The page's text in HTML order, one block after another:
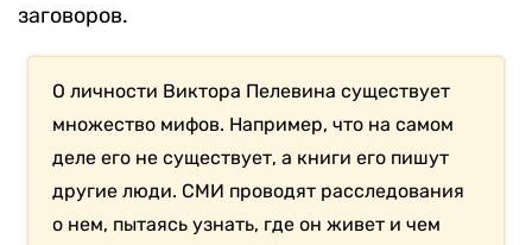
заговоров.
О личности Виктора Пелевина существует
множество мифов. Например, что на самом
деле его не существует, а книги его пишут
другие люди. СМИ проводят расследования
о нем, пытаясь узнать, где он живет и чем